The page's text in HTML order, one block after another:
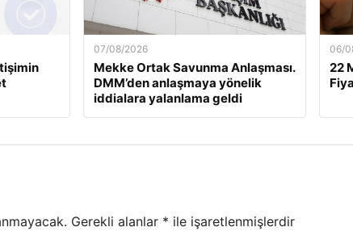
07/08/2026
Mekke Ortak Savunma Anlaşması.
DMM’den anlaşmaya yönelik
iddialara yalanlama geldi
06/
22
Gerekli alanlar * ile işaretlenmişlerdir